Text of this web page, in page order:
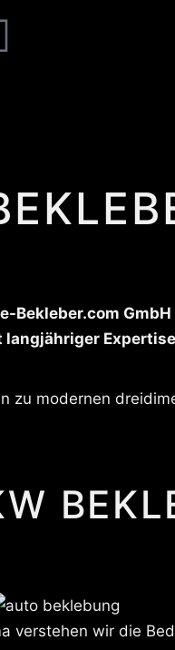
Bekleber.com
zu modernen
verstehen wir die